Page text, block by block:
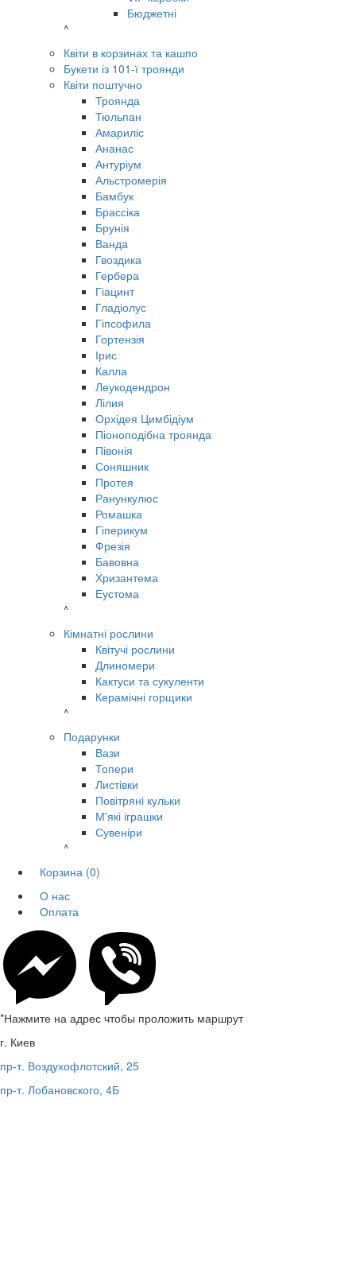
Бюджетні
^
Квіти в корзинах та кашпо
Букети із 101-ї троянди
Квіти поштучно
Троянда
Тюльпан
Амариліс
Ананас
Антуріум
Альстромерія
Бамбук
Брассіка
Брунія
Ванда
Гвоздика
Гербера
Гіацинт
Гладіолус
Гіпсофила
Гортензія
Ірис
Калла
Леукодендрон
Лілия
Орхідея Цимбідіум
Піоноподібна троянда
Півонія
Соняшник
Протея
Ранункулюс
Ромашка
Гіперикум
Фрезія
Бавовна
Хризантема
Еустома
^
Кімнатні рослини
Квітучі рослини
Длиномери
Кактуси та сукуленти
Керамічні горщики
^
Подарунки
Вази
Топери
Листівки
Повітряні кульки
М'які іграшки
Сувеніри
^
Корзина (0)
О нас
Оплата
*Нажмите на адрес чтобы проложить маршрут
г. Киев
пр-т. Воздухофлотский, 25
пр-т. Лобановского, 4Б